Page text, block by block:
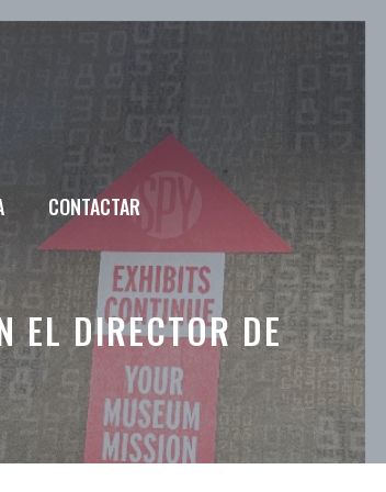
CONTACTAR
EL DIRECTOR DE